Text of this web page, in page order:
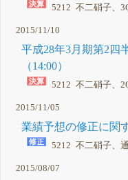
5212 不二硝子、
2015/11/10
平成28年3月期第2四
（14:00）
5212 不二硝子、
2015/11/05
業績予想の修正に関
5212 不二硝子、
2015/08/07